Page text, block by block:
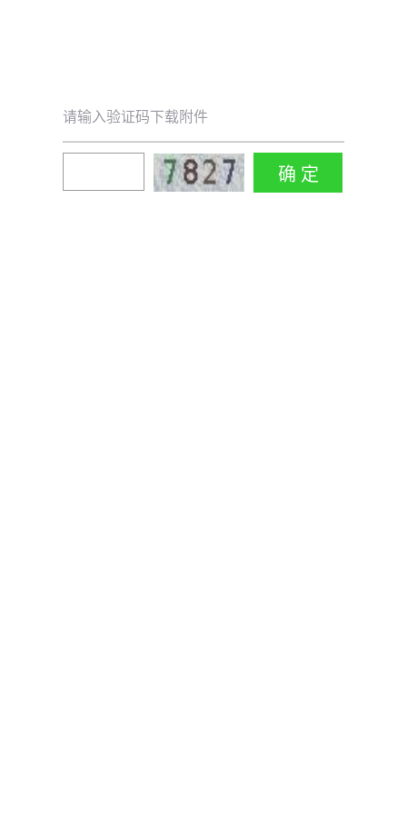
请输入验证码下载附件